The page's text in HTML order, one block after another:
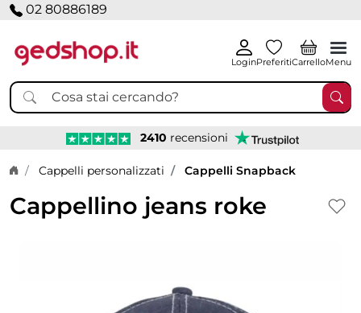
02 80886189
LoginPreferitiCarrelloMenu
2410 recensioni
Home page
Cappelli personalizzati Cappelli Snapback
Cappellino jeans roke